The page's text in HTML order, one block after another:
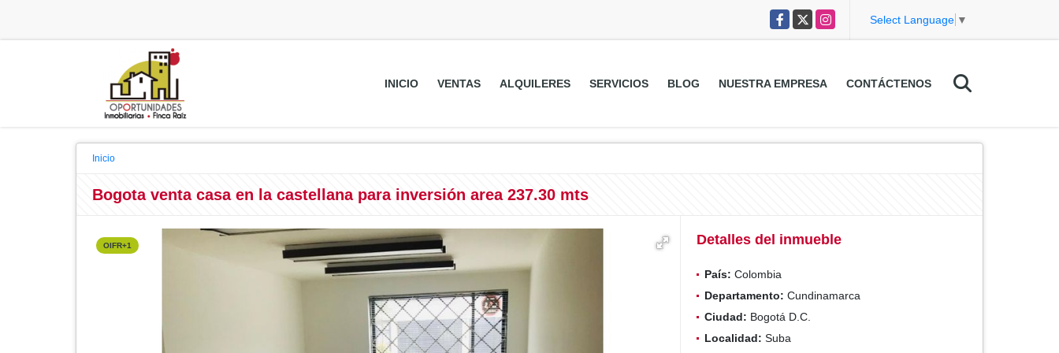
Facebook
X Instagram Select Language ▼
INICIO VENTAS ALQUILERES SERVICIOS BLOG NUESTRA EMPRESA CONTÁCTENOS
Inicio
Bogota venta casa en la castellana para inversión area 237.30 mts
OIFR+1 Detalles del inmueble
País: Colombia
Departamento: Cundinamarca
Ciudad: Bogotá D.C.
Localidad: Suba